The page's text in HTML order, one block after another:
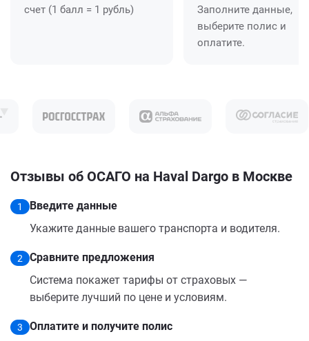
счет (1 балл = 1 рубль)
Заполните данные,
выберите полис и
оплатите.
Отзывы об ОСАГО на Haval Dargo в Москве
1
Введите данные
Укажите данные вашего транспорта и водителя.
2
Сравните предложения
Система покажет тарифы от страховых —
выберите лучший по цене и условиям.
3
Оплатите и получите полис